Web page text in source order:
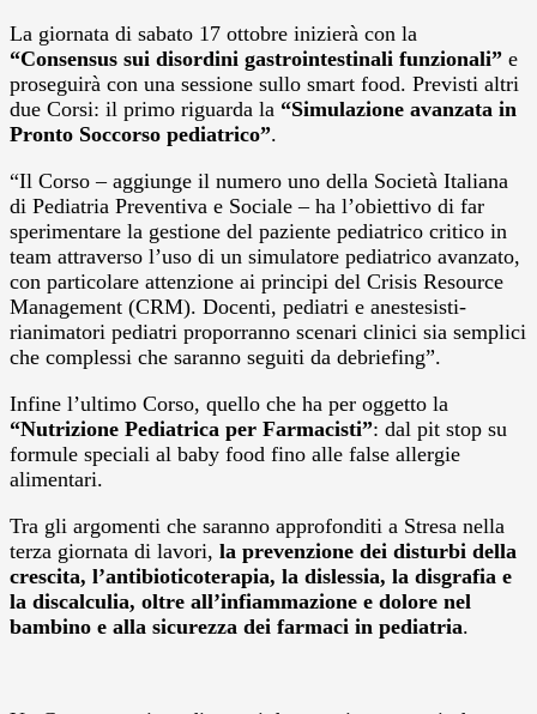
La giornata di sabato 17 ottobre inizierà con la
“Consensus sui disordini gastrointestinali funzionali” e
proseguirà con una sessione sullo smart food. Previsti altri
due Corsi: il primo riguarda la “Simulazione avanzata in
Pronto Soccorso pediatrico”.
“Il Corso – aggiunge il numero uno della Società Italiana
di Pediatria Preventiva e Sociale – ha l’obiettivo di far
sperimentare la gestione del paziente pediatrico critico in
team attraverso l’uso di un simulatore pediatrico avanzato,
con particolare attenzione ai principi del Crisis Resource
Management (CRM). Docenti, pediatri e anestesisti-
rianimatori pediatri proporranno scenari clinici sia semplici
che complessi che saranno seguiti da debriefing”.
Infine l’ultimo Corso, quello che ha per oggetto la
“Nutrizione Pediatrica per Farmacisti”: dal pit stop su
formule speciali al baby food fino alle false allergie
alimentari.
Tra gli argomenti che saranno approfonditi a Stresa nella
terza giornata di lavori, la prevenzione dei disturbi della
crescita, l’antibioticoterapia, la dislessia, la disgrafia e
la discalculia, oltre all’infiammazione e dolore nel
bambino e alla sicurezza dei farmaci in pediatria.